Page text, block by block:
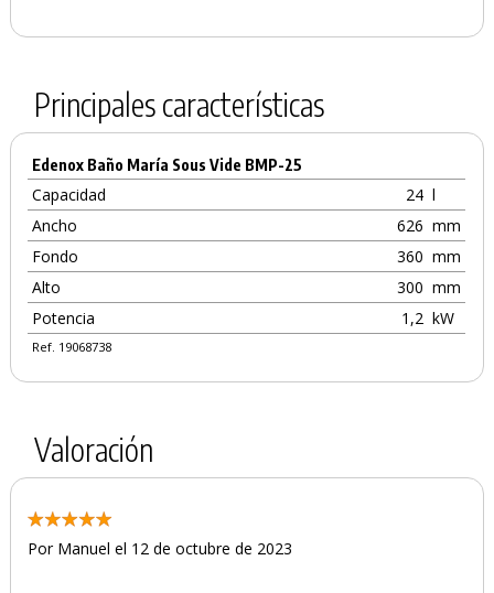
Principales características
Edenox Baño María Sous Vide BMP-25
Capacidad 24 l
Ancho
626 mm
Fondo
360 mm
Alto
300 mm
Potencia
1,2 kW
Ref. 19068738
Valoración
Por Manuel el 12 de octubre de 2023